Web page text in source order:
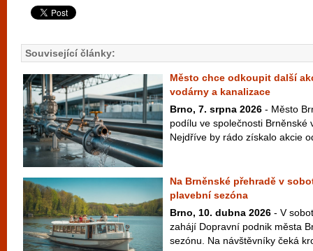
Související články:
Město chce odkoupit další
vodárny a kanalizace
Brno, 7. srpna 2026 - Město
podílu ve společnosti Brněnské
Nejdříve by rádo získalo akcie
Na Brněnské přehradě v
plavební sezóna
Brno, 10. dubna 2026 - V
zahájí Dopravní podnik města
sezónu. Na návštěvníky čeká